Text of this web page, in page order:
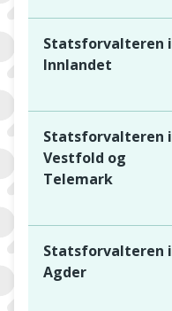
Statsforvalteren i
Innlandet
Statsforvalteren i
Vestfold og
Telemark
Statsforvalteren i
Agder